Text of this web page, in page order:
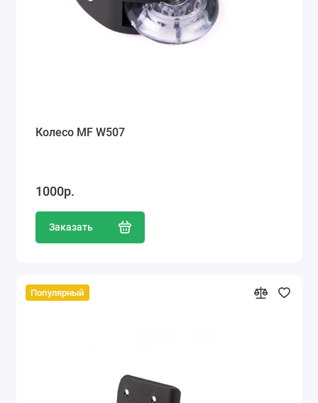
Колесо MF W507
1000р.
Заказать
Популярный